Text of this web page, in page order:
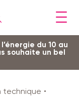
Aller
au
pied
page
Aller
au
plan
du 10 au
souhaite un bel
technique